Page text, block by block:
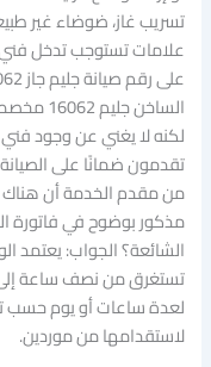
تسريب غاز، ضوضاء غير
علامات تستوجب تدخل
الساخن
لكنه لا يغني عن وجود
تقدمون ضمانًا على الصيانة
من مقدم الخدمة أن هناك
مذكور بوضوح في فاتورة
الشائعة؟ الجواب: يعتمد
تستغرق من نصف ساعة
لعدة ساعات أو يوم حسب
لاستقدامها من موردين.